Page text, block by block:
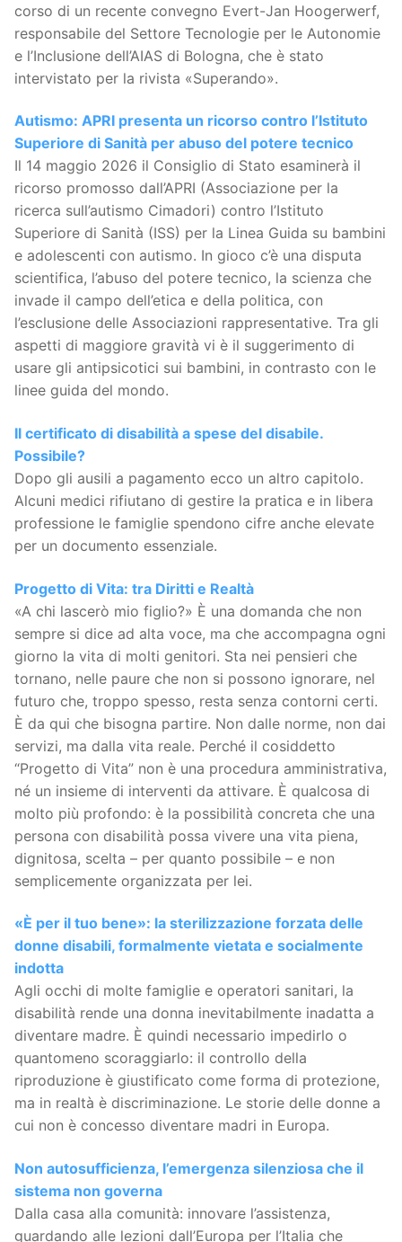
corso di un recente convegno Evert-Jan Hoogerwerf,
responsabile del Settore Tecnologie per le Autonomie
e l’Inclusione dell’AIAS di Bologna, che è stato
intervistato per la rivista «Superando».
Autismo: APRI presenta un ricorso contro l’Istituto
Superiore di Sanità per abuso del potere tecnico
Il 14 maggio 2026 il Consiglio di Stato esaminerà il
ricorso promosso dall’APRI (Associazione per la
ricerca sull’autismo Cimadori) contro l’Istituto
Superiore di Sanità (ISS) per la Linea Guida su bambini
e adolescenti con autismo. In gioco c’è una disputa
scientifica, l’abuso del potere tecnico, la scienza che
invade il campo dell’etica e della politica, con
l’esclusione delle Associazioni rappresentative. Tra gli
aspetti di maggiore gravità vi è il suggerimento di
usare gli antipsicotici sui bambini, in contrasto con le
linee guida del mondo.
Il certificato di disabilità a spese del disabile.
Possibile?
Dopo gli ausili a pagamento ecco un altro capitolo.
Alcuni medici rifiutano di gestire la pratica e in libera
professione le famiglie spendono cifre anche elevate
per un documento essenziale.
Progetto di Vita: tra Diritti e Realtà
«A chi lascerò mio figlio?» È una domanda che non
sempre si dice ad alta voce, ma che accompagna ogni
giorno la vita di molti genitori. Sta nei pensieri che
tornano, nelle paure che non si possono ignorare, nel
futuro che, troppo spesso, resta senza contorni certi.
È da qui che bisogna partire. Non dalle norme, non dai
servizi, ma dalla vita reale. Perché il cosiddetto
“Progetto di Vita” non è una procedura amministrativa,
né un insieme di interventi da attivare. È qualcosa di
molto più profondo: è la possibilità concreta che una
persona con disabilità possa vivere una vita piena,
dignitosa, scelta – per quanto possibile – e non
semplicemente organizzata per lei.
«È per il tuo bene»: la sterilizzazione forzata delle
donne disabili, formalmente vietata e socialmente
indotta
Agli occhi di molte famiglie e operatori sanitari, la
disabilità rende una donna inevitabilmente inadatta a
diventare madre. È quindi necessario impedirlo o
quantomeno scoraggiarlo: il controllo della
riproduzione è giustificato come forma di protezione,
ma in realtà è discriminazione. Le storie delle donne a
cui non è concesso diventare madri in Europa.
Non autosufficienza, l’emergenza silenziosa che il
sistema non governa
Dalla casa alla comunità: innovare l’assistenza,
guardando alle lezioni dall’Europa per l’Italia che